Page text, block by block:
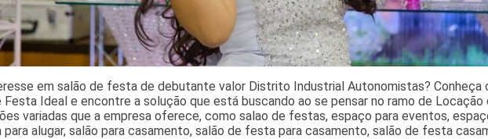
em salão de festa de debutante valor Distrito Industrial Autonomistas? Conheça
Festa Ideal e encontre a solução que está buscando ao se pensar no ramo de Locação
variadas que a empresa oferece, como salao de festas, espaço para eventos,
alugar, salão para casamento, salão de festa para casamento, salão de festa